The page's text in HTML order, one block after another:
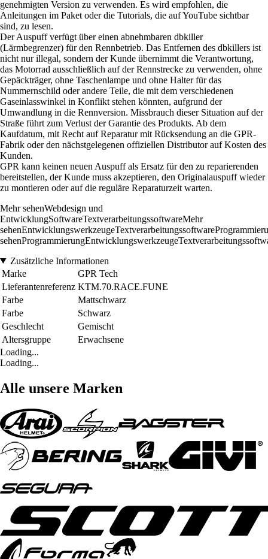
genehmigten Version zu verwenden. Es wird empfohlen, die
Anleitungen im Paket oder die Tutorials, die auf YouTube sichtbar
sind, zu lesen.
Der Auspuff verfügt über einen abnehmbaren dbkiller
(Lärmbegrenzer) für den Rennbetrieb. Das Entfernen des dbkillers ist
nicht nur illegal, sondern der Kunde übernimmt die Verantwortung,
das Motorrad ausschließlich auf der Rennstrecke zu verwenden, ohne
Gepäckträger, ohne Taschenlampe und ohne Halter für das
Nummernschild oder andere Teile, die mit dem verschiedenen
Gaseinlasswinkel in Konflikt stehen könnten, aufgrund der
Umwandlung in die Rennversion. Missbrauch dieser Situation auf der
Straße führt zum Verlust der Garantie des Produkts. Ab dem
Kaufdatum, mit Recht auf Reparatur mit Rücksendung an die GPR-
Fabrik oder den nächstgelegenen offiziellen Distributor auf Kosten des
Kunden.
GPR kann keinen neuen Auspuff als Ersatz für den zu reparierenden
bereitstellen, der Kunde muss akzeptieren, den Originalauspuff wieder
zu montieren oder auf die reguläre Reparaturzeit warten.
Mehr sehenWebdesign und
EntwicklungSoftwareTextverarbeitungssoftwareMehr
Zusätzliche Informationen
Marke
GPR Tech
Lieferantenreferenz KTM.70.RACE.FUNE
Farbe
Mattschwarz
Farbe
Schwarz
Geschlecht
Gemischt
Altersgruppe
Erwachsene
Loading...
Loading...
Alle unsere Marken